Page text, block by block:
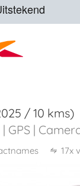
/ 10 kms)
| GPS |
17x